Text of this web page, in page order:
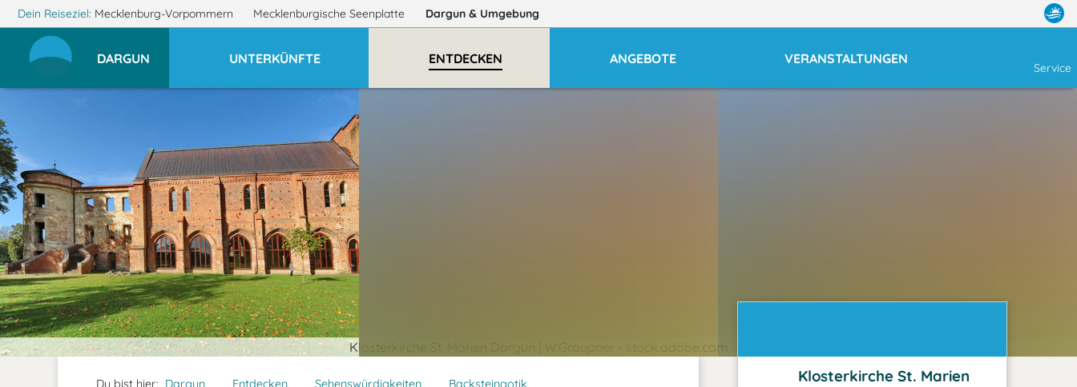
Dein Reiseziel: Mecklenburg-Vorpommern Mecklenburgische Seenplatte Dargun & Umgebung
DARGUN UNTERKÜNFTE ENTDECKEN ANGEBOTE VERANSTALTUNGEN
Service
Klosterkirche St. Marien Dargun | W.Graupner - stock.adobe.com
Du bist hier: Dargun Entdecken Sehenswürdigkeiten Backsteingotik
Klosterkirche St. Marien